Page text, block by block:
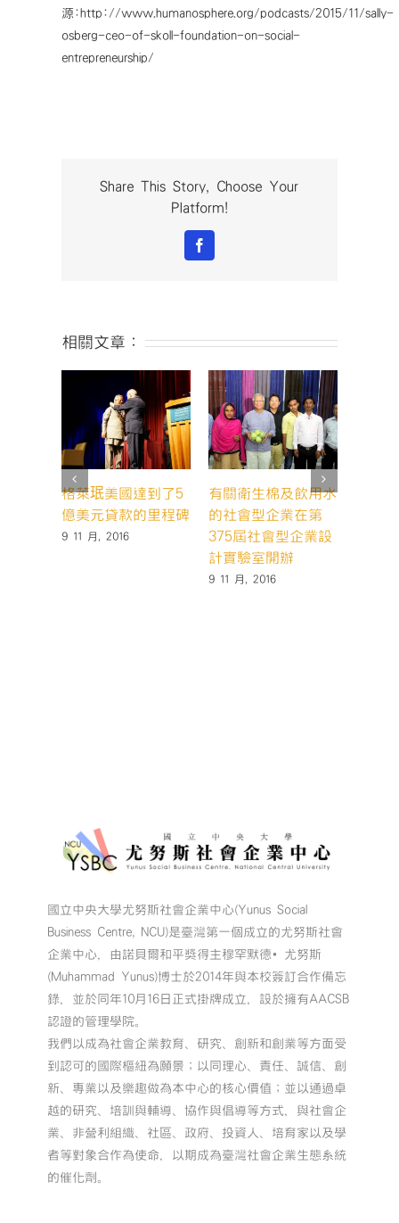
源:http://www.humanosphere.org/podcasts/2015/11/sally-
osberg-ceo-of-skoll-foundation-on-social-
entrepreneurship/
Share This Story, Choose Your
Platform!
Facebook
相關文章：
格萊珉美國達到了5
億美元貸款的里程碑
9 11 月, 2016
有關衛生棉及飲用水
的社會型企業在第
375屆社會型企業設
計實驗室開辦
9 11 月, 2016
國立中央大學尤努斯社會企業中心(Yunus Social
Business Centre, NCU)是臺灣第一個成立的尤努斯社會
企業中心，由諾貝爾和平獎得主穆罕默德•尤努斯
(Muhammad Yunus)博士於2014年與本校簽訂合作備忘
錄，並於同年10月16日正式掛牌成立，設於擁有AACSB
認證的管理學院。
我們以成為社會企業教育、研究、創新和創業等方面受
到認可的國際樞紐為願景；以同理心、責任、誠信、創
新、專業以及樂趣做為本中心的核心價值；並以通過卓
越的研究、培訓與輔導、協作與倡導等方式，與社會企
業、非營利組織、社區、政府、投資人、培育家以及學
者等對象合作為使命，以期成為臺灣社會企業生態系統
的催化劑。